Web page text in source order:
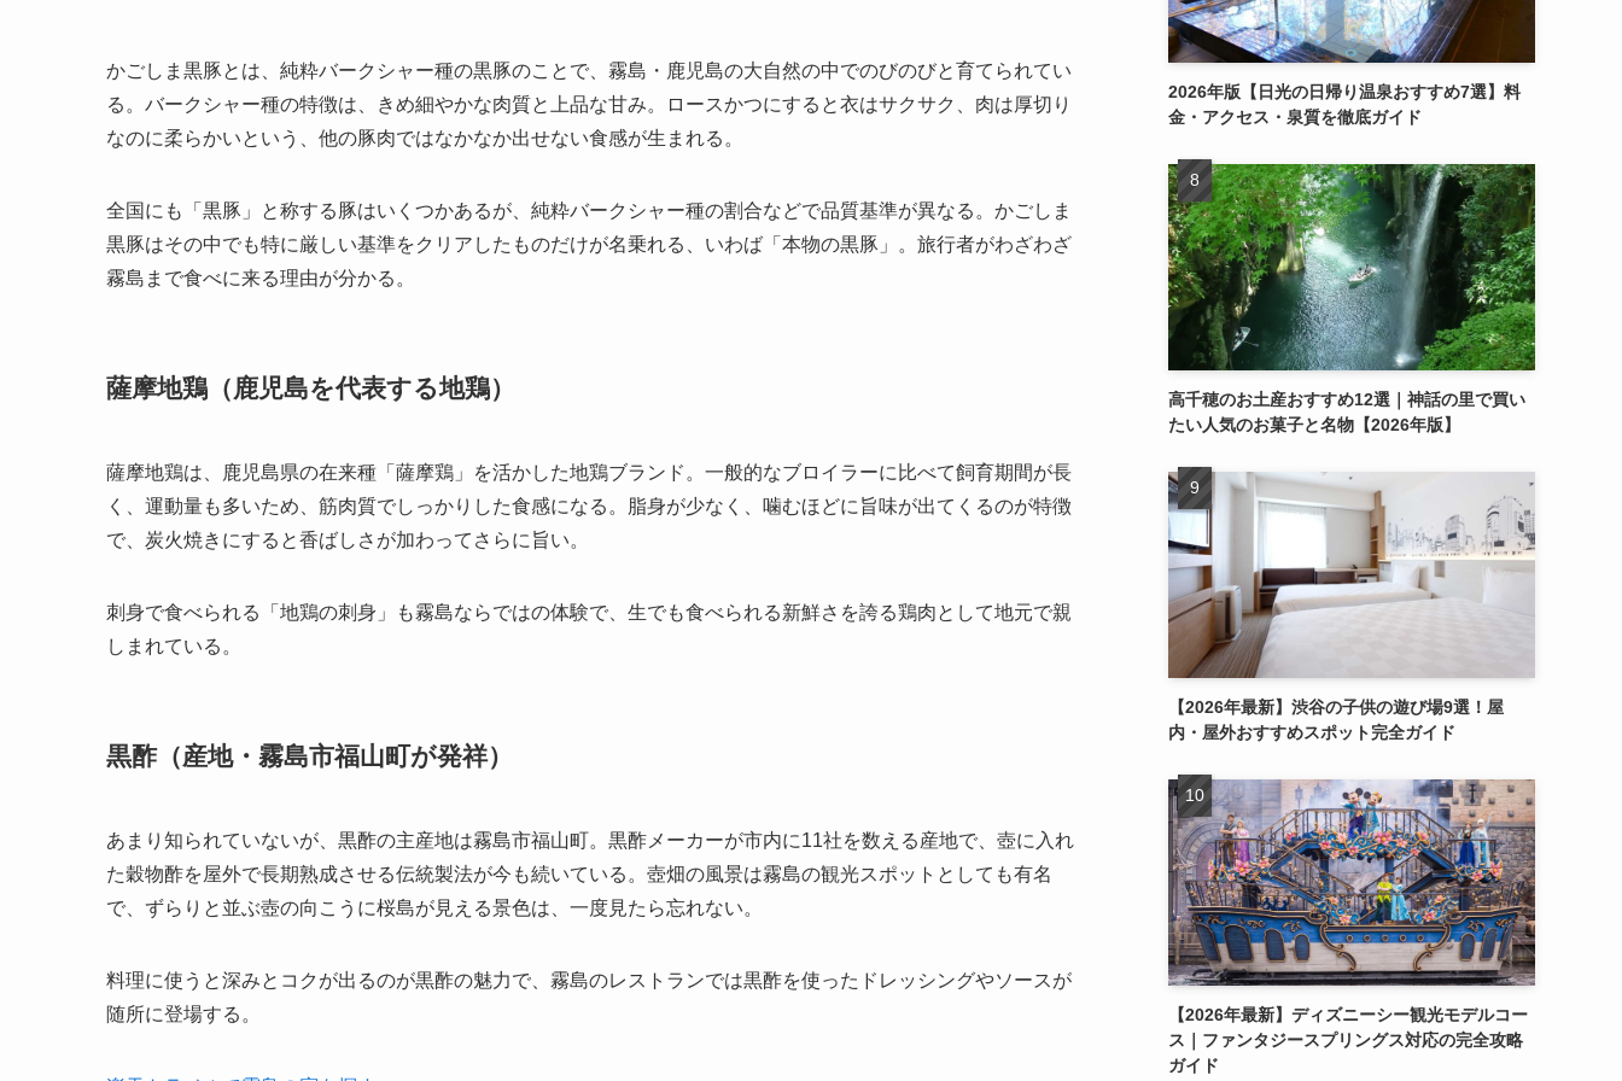
かごしま黒豚とは、純粋バークシャー種の黒豚のことで、霧島・鹿児島の大自然の中でのびのびと育てられてい
る。バークシャー種の特徴は、きめ細やかな肉質と上品な甘み。ロースかつにすると衣はサクサク、肉は厚切り
なのに柔らかいという、他の豚肉ではなかなか出せない食感が生まれる。
全国にも「黒豚」と称する豚はいくつかあるが、純粋バークシャー種の割合などで品質基準が異なる。かごしま
黒豚はその中でも特に厳しい基準をクリアしたものだけが名乗れる、いわば「本物の黒豚」。旅行者がわざわざ
霧島まで食べに来る理由が分かる。
薩摩地鶏（鹿児島を代表する地鶏）
薩摩地鶏は、鹿児島県の在来種「薩摩鶏」を活かした地鶏ブランド。一般的なブロイラーに比べて飼育期間が長
く、運動量も多いため、筋肉質でしっかりした食感になる。脂身が少なく、噛むほどに旨味が出てくるのが特徴
で、炭火焼きにすると香ばしさが加わってさらに旨い。
刺身で食べられる「地鶏の刺身」も霧島ならではの体験で、生でも食べられる新鮮さを誇る鶏肉として地元で親
しまれている。
黒酢（産地・霧島市福山町が発祥）
あまり知られていないが、黒酢の主産地は霧島市福山町。黒酢メーカーが市内に11社を数える産地で、壺に入れ
た穀物酢を屋外で長期熟成させる伝統製法が今も続いている。壺畑の風景は霧島の観光スポットとしても有名
で、ずらりと並ぶ壺の向こうに桜島が見える景色は、一度見たら忘れない。
料理に使うと深みとコクが出るのが黒酢の魅力で、霧島のレストランでは黒酢を使ったドレッシングやソースが
随所に登場する。
2026年版【日光の日帰り温泉おすすめ7選】料
金・アクセス・泉質を徹底ガイド
高千穂のお土産おすすめ12選｜神話の里で買い
たい人気のお菓子と名物【2026年版】
【2026年最新】渋谷の子供の遊び場9選！屋
内・屋外おすすめスポット完全ガイド
【2026年最新】ディズニーシー観光モデルコー
ス｜ファンタジースプリングス対応の完全攻略
ガイド